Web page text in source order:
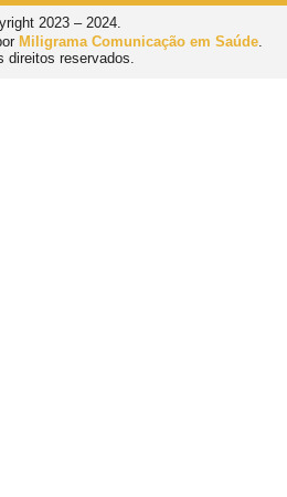
2023 – 2024.
Miligrama Comunicação em Saúde.
direitos reservados.